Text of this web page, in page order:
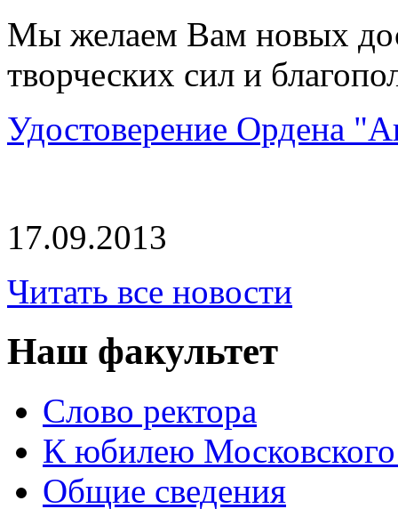
Мы желаем Вам новых
творческих сил и
Удостоверение Ордена
17.09.2013
Читать все новости
Наш факультет
Слово ректора
К юбилею Московского
Общие сведения